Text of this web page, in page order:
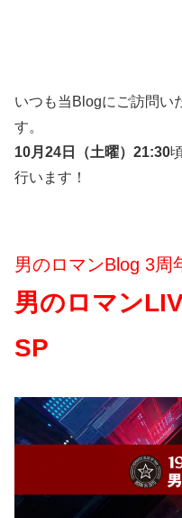
いつも当Blogにご訪問い
す。
10月24日（土曜）21:30
行います！
男のロマンBlog 3周
男のロマン
SP